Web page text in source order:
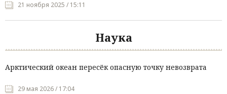
21 ноября 2025 / 15:11
Наука
Арктический океан пересёк опасную точку невозврата
29 мая 2026 / 17:04